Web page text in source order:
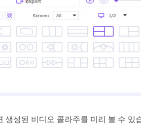
생성된 비디오 콜라주를 미리 볼 수 있